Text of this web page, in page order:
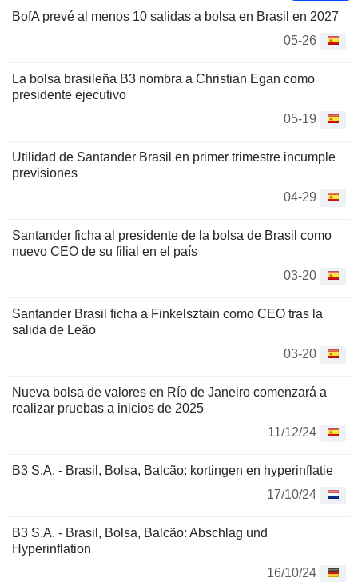
BofA prevé al menos 10 salidas a bolsa en Brasil en 2027
05-26
La bolsa brasileña B3 nombra a Christian Egan como
presidente ejecutivo
05-19
Utilidad de Santander Brasil en primer trimestre incumple
previsiones
04-29
Santander ficha al presidente de la bolsa de Brasil como
nuevo CEO de su filial en el país
03-20
Santander Brasil ficha a Finkelsztain como CEO tras la
salida de Leão
03-20
Nueva bolsa de valores en Río de Janeiro comenzará a
realizar pruebas a inicios de 2025
11/12/24
B3 S.A. - Brasil, Bolsa, Balcão: kortingen en hyperinflatie
17/10/24
B3 S.A. - Brasil, Bolsa, Balcão: Abschlag und
Hyperinflation
16/10/24